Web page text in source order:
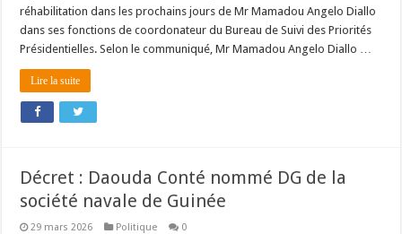
réhabilitation dans les prochains jours de Mr Mamadou Angelo Diallo
dans ses fonctions de coordonateur du Bureau de Suivi des Priorités
Présidentielles. Selon le communiqué, Mr Mamadou Angelo Diallo …
Lire la suite
Décret : Daouda Conté nommé DG de la
société navale de Guinée
29 mars 2026 Politique 0